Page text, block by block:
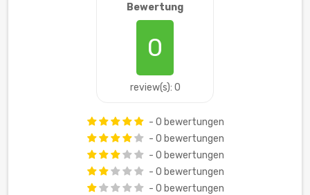
Bewertung
0
review(s): 0
- 0 bewertungen
- 0 bewertungen
- 0 bewertungen
- 0 bewertungen
- 0 bewertungen